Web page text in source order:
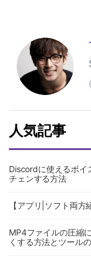
人気記事
Discordに使えるボイ
チェンする方法
【アプリ|ソフト両
MP4ファイルの圧縮
くする方法とツール